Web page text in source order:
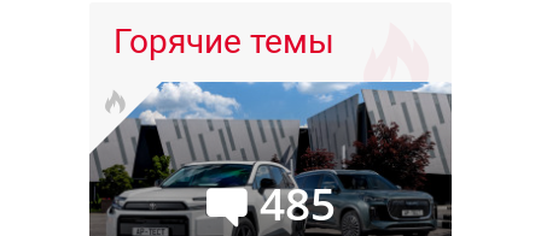
Горячие темы
485